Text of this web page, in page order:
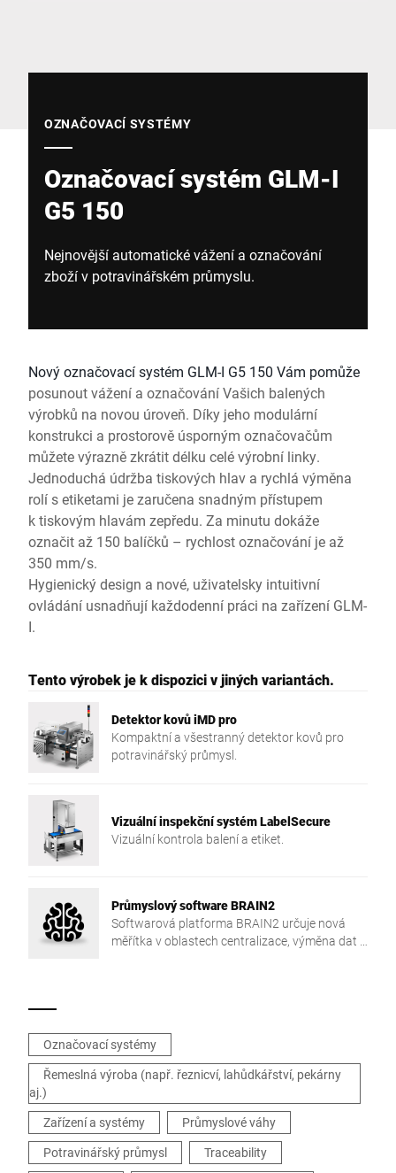
OZNAČOVACÍ SYSTÉMY
Označovací systém GLM-I
G5 150
Nejnovější automatické vážení a označování
zboží v potravinářském průmyslu.
Nový označovací systém GLM-I G5 150 Vám pomůže
posunout vážení a označování Vašich balených
výrobků na novou úroveň. Díky jeho modulární
konstrukci a prostorově úsporným označovačům
můžete výrazně zkrátit délku celé výrobní linky.
Jednoduchá údržba tiskových hlav a rychlá výměna
rolí s etiketami je zaručena snadným přístupem
k tiskovým hlavám zepředu. Za minutu dokáže
označit až 150 balíčků – rychlost označování je až
350 mm/s.
Hygienický design a nové, uživatelsky intuitivní
ovládání usnadňují každodenní práci na zařízení GLM-
I.
Tento výrobek je k dispozici v jiných variantách.
Detektor kovů iMD pro
Kompaktní a všestranný detektor kovů pro
potravinářský průmysl.
Vizuální inspekční systém LabelSecure
Vizuální kontrola balení a etiket.
Průmyslový software BRAIN2
Softwarová platforma BRAIN2 určuje nová
měřítka v oblastech centralizace, výměna dat a
Označovací systémy
Řemeslná výroba (např. řeznicví, lahůdkářství, pekárny
aj.)
Zařízení a systémy
Průmyslové váhy
Potravinářský průmysl
Traceability